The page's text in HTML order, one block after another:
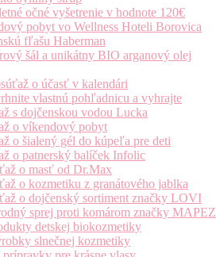
očné vyšetrenie v hodnote 120€
pobyt vo Wellness Hoteli Borovica
fľašu Haberman
šál a unikátny BIO arganový olej
o účasť v kalendári
vlastnú pohľadnicu a vyhrajte
s dojčenskou vodou Lucka
o víkendový pobyt
o šialený gél do kúpeľa pre deti
o patnerský balíček Infolic
o masť od Dr.Max
o kozmetiku z granátového jablka
o dojčenský sortiment značky LOVI
sprej proti komárom značky MAPEZ
detskej biokozmetiky
slnečnej kozmetiky